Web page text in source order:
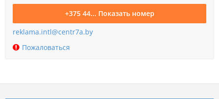
+375 44... Показать номер
reklama.intl@centr7a.by
Пожаловаться